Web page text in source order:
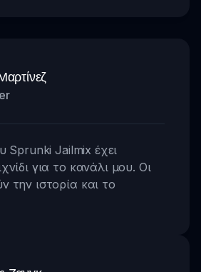
Sprunki Jailmix έχει
για το κανάλι μου. Οι
την ιστορία και το